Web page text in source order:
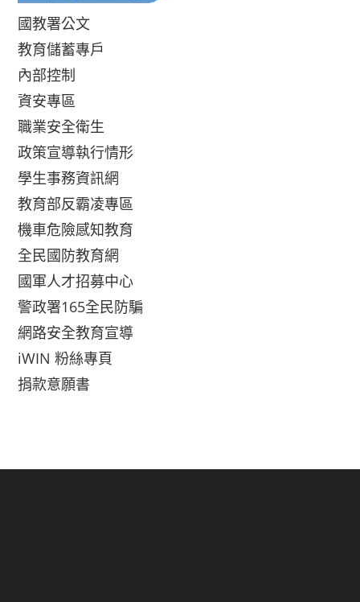
國教署公文
教育儲蓄專戶
內部控制
資安專區
職業安全衛生
政策宣導執行情形
學生事務資訊網
教育部反霸凌專區
機車危險感知教育
全民國防教育網
國軍人才招募中心
警政署165全民防騙
網路安全教育宣導
iWIN 粉絲專頁
捐款意願書